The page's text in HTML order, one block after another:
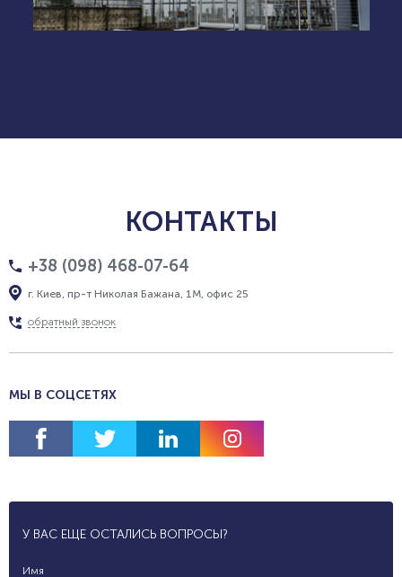
КОНТАКТЫ
+38 (098) 468-07-64
г. Киев, пр-т Николая Бажана, 1М, офис 25
обратный звонок
МЫ В СОЦСЕТЯХ
У ВАС ЕЩЕ ОСТАЛИСЬ ВОПРОСЫ?
Имя